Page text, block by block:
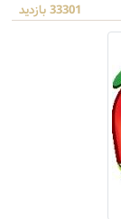
33301 بازدید